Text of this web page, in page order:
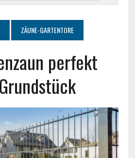
ZÄUNE-GARTENTORE
perfekt